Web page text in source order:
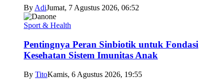
ByAdiJumat, 7 Agustus 2026, 06:52
Sport & Health
Pentingnya Peran Sinbiotik untuk Fondasi
Kesehatan Sistem Imunitas Anak
By TitoKamis, 6 Agustus 2026, 19:55